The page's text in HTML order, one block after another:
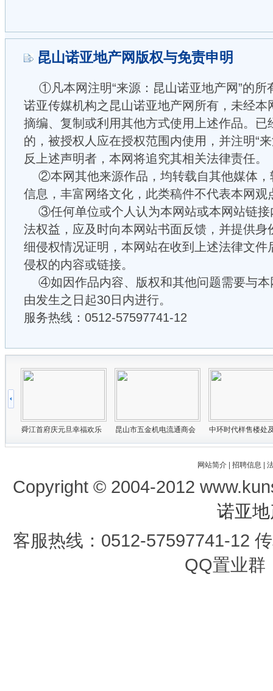
昆山诺亚地产网版权与免责申明
①凡本网注明“来源：昆山诺亚地产网”的所
诺亚传媒机构之昆山诺亚地产网所有，未经本
摘编、复制或利用其他方式使用上述作品。已
的，被授权人应在授权范围内使用，并注明“
反上述声明者，本网将追究其相关法律责任。
②本网其他来源作品，均转载自其他媒体，
信息，丰富网络文化，此类稿件不代表本网观
③任何单位或个人认为本网站或本网站链接
法权益，应及时向本网站书面反馈，并提供身
细侵权情况证明，本网站在收到上述法律文件
侵权的内容或链接。
④如因作品内容、版权和其他问题需要与本
由发生之日起30日内进行。
服务热线：0512-57597741-12
网站简介| 招聘信息
Copyright © 2004-2012
诺亚
客服热线：0512-57597741-12
QQ置业